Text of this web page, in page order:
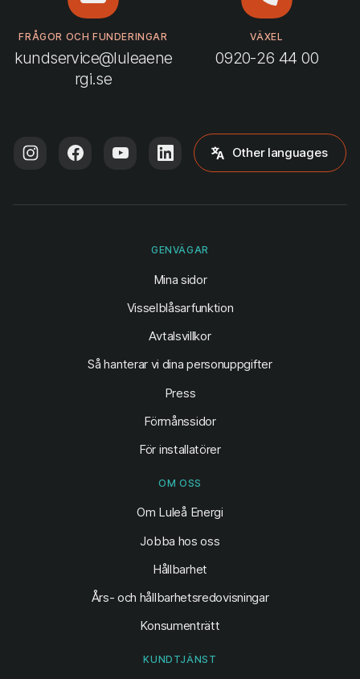
FRÅGOR OCH FUNDERINGAR
kundservice@luleaene
rgi.se
VÄXEL
0920-26 44 00
Other languages
GENVÄGAR
Mina sidor(öppnas i ny flik)
Visselblåsarfunktion
Avtalsvillkor
Så hanterar vi dina personuppgifter
Press
Förmånssidor
För installatörer
OM OSS
Om Luleå Energi
Jobba hos oss
Hållbarhet
Års- och hållbarhetsredovisningar
Konsumenträtt
KUNDTJÄNST